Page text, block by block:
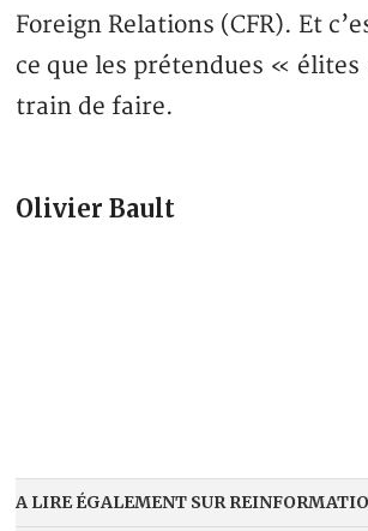
Foreign Relations (CFR). Et
ce que les prétendues «
train de faire.
Olivier Bault
A LIRE ÉGALEMENT SUR